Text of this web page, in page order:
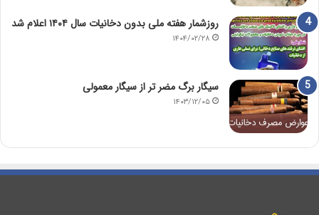
روزشمار هفته ملی بدون دخانیات سال ۱۴۰۴ اعلام شد
۱۴۰۴/۰۲/۲۸
سیگار برگ مضر تر از سیگار معمولی
۱۴۰۳/۱۲/۰۵